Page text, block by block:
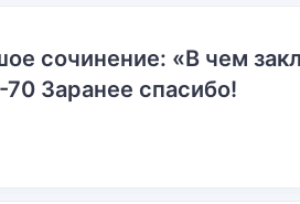
сочинение: «В чем
Заранее спасибо!